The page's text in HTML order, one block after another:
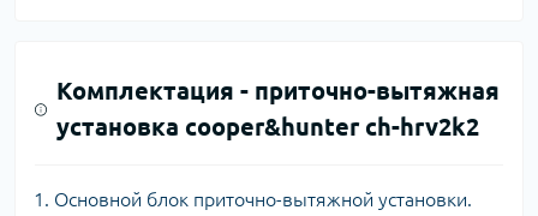
Комплектация - приточно-вытяжная
установка cooper&hunter ch-hrv2k2
Основной блок приточно-вытяжной установки.